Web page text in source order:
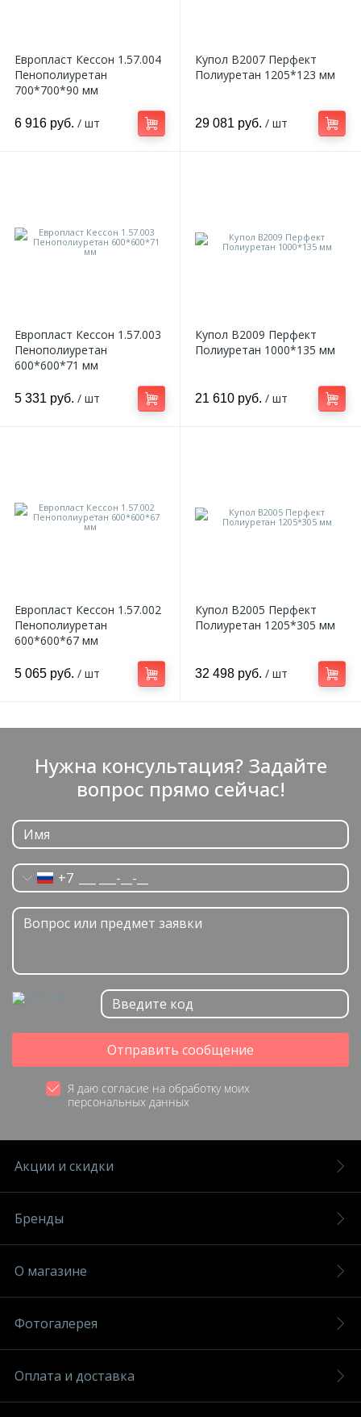
Европласт Кессон 1.57.004
Пенополиуретан
700*700*90 мм
6 916 руб. / шт
Купол B2007 Перфект
Полиуретан 1205*123 мм
29 081 руб. / шт
Европласт Кессон 1.57.003
Пенополиуретан
600*600*71 мм
5 331 руб. / шт
Купол B2009 Перфект
Полиуретан 1000*135 мм
21 610 руб. / шт
Европласт Кессон 1.57.002
Пенополиуретан
600*600*67 мм
5 065 руб. / шт
Купол B2005 Перфект
Полиуретан 1205*305 мм
32 498 руб. / шт
Нужна консультация? Задайте
вопрос прямо сейчас!
+7
Отправить сообщение
Я даю согласие на обработку моих
персональных данных
Акции и скидки
Бренды
О магазине
Фотогалерея
Оплата и доставка